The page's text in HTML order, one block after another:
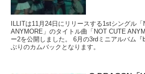
ILLITは11月24日にリリースする1stシングル「
ANYMORE」のタイトル曲「NOT CUTE
ー2を公開しました。 6月の3rdミニアルバム『
ぶりのカムバックとなります。